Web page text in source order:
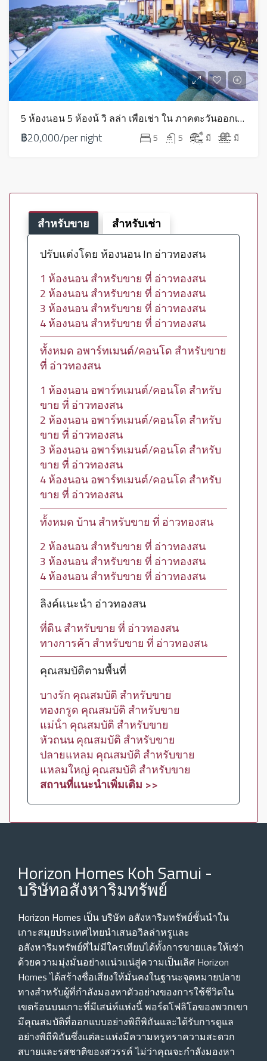
5 ห้องนอน 5 ห้องน้ วิ ลล่า เพื่อเช่า ใน ภาคตะวันออกเฉียงเหนือ – HV0237
฿20,000/per night 5 5 มี มี
สำหรับขาย
สำหรับเช่า
ปรับแต่งโดย ห้องนอน In อ่าวทองสน
1 ห้องนอน สำหรับขาย ที่ อ่าวทองสน
2 ห้องนอน สำหรับขาย ที่ อ่าวทองสน
3 ห้องนอน สำหรับขาย ที่ อ่าวทองสน
4 ห้องนอน สำหรับขาย ที่ อ่าวทองสน
ทั้งหมด อพาร์ทเมนต์/คอนโด สำหรับขาย
ที่ อ่าวทองสน
1 ห้องนอน อพาร์ทเมนต์/คอนโด สำหรับ
ขาย ที่ อ่าวทองสน
2 ห้องนอน อพาร์ทเมนต์/คอนโด สำหรับ
ขาย ที่ อ่าวทองสน
3 ห้องนอน อพาร์ทเมนต์/คอนโด สำหรับ
ขาย ที่ อ่าวทองสน
4 ห้องนอน อพาร์ทเมนต์/คอนโด สำหรับ
ขาย ที่ อ่าวทองสน
ทั้งหมด บ้าน สำหรับขาย ที่ อ่าวทองสน
2 ห้องนอน สำหรับขาย ที่ อ่าวทองสน
3 ห้องนอน สำหรับขาย ที่ อ่าวทองสน
4 ห้องนอน สำหรับขาย ที่ อ่าวทองสน
ลิงค์เเนะนำ อ่าวทองสน
ที่ดิน สำหรับขาย ที่ อ่าวทองสน
ทางการค้า สำหรับขาย ที่ อ่าวทองสน
คุณสมบัติตามพื้นที่
บางรัก คุณสมบัติ สำหรับขาย
ทองกรูด คุณสมบัติ สำหรับขาย
แม่น้ํา คุณสมบัติ สำหรับขาย
หัวถนน คุณสมบัติ สำหรับขาย
ปลายแหลม คุณสมบัติ สำหรับขาย
แหลมใหญ่ คุณสมบัติ สำหรับขาย
สถานที่เเนะนำเพิ่มเติม >>
Horizon Homes Koh Samui -
บริษัทอสังหาริมทรัพย์
Horizon Homes เป็น บริษัท อสังหาริมทรัพย์ชั้นนําใน
เกาะสมุยประเทศไทยนําเสนอวิลล่าหรูและ
อสังหาริมทรัพย์ที่ไม่มีใครเทียบได้ทั้งการขายและให้เช่า
ด้วยความมุ่งมั่นอย่างแน่วแน่สู่ความเป็นเลิศ Horizon
Homes ได้สร้างชื่อเสียงให้มั่นคงในฐานะจุดหมายปลาย
ทางสําหรับผู้ที่กําลังมองหาตัวอย่างของการใช้ชีวิตใน
เขตร้อนบนเกาะที่มีเสน่ห์แห่งนี้ พอร์ตโฟลิโอของพวกเขา
มีคุณสมบัติที่ออกแบบอย่างพิถีพิถันและได้รับการดูแล
อย่างพิถีพิถันซึ่งแต่ละแห่งมีความหรูหราความสะดวก
สบายและรสชาติของสวรรค์ ไม่ว่าคุณจะกําลังมองหา